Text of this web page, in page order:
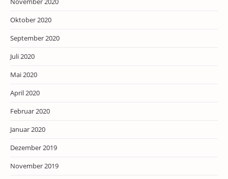
Oktober 2020
September 2020
Juli 2020
Mai 2020
April 2020
Februar 2020
Januar 2020
Dezember 2019
November 2019